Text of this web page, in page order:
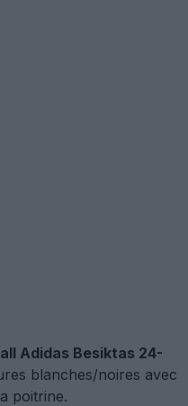
Adidas Besiktas 24-
blanches/noires avec
poitrine.